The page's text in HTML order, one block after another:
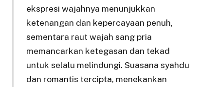
ekspresi wajahnya menunjukkan
ketenangan dan kepercayaan penuh,
sementara raut wajah sang pria
memancarkan ketegasan dan tekad
untuk selalu melindungi. Suasana syahdu
dan romantis tercipta, menekankan